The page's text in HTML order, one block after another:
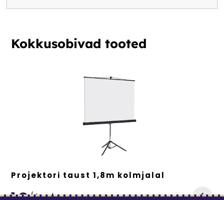
Kokkusobivad tooted
Projektori taust 1,8m kolmjalal
1€/tund